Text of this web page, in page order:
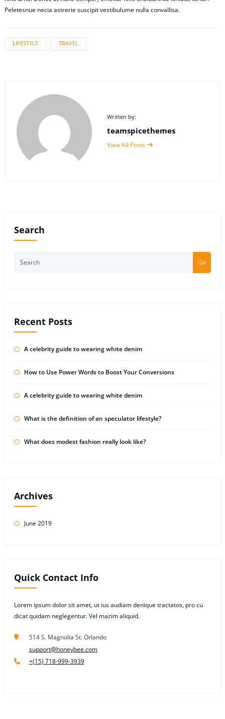
Peletesnue necia astrerie suscipit vestibulume nulla convallisa.
LIFESTYLE TRAVEL
Written by:
teamspicethemes
View All Posts
Search
Go
Recent Posts
A celebrity guide to wearing white denim
How to Use Power Words to Boost Your Conversions
A celebrity guide to wearing white denim
What is the definition of an speculator lifestyle?
What does modest fashion really look like?
Archives
June 2019
Quick Contact Info
Lorem ipsum dolor sit amet, ut ius audiam denique tractatos, pro cu
dicat quidam neglegentur. Vel mazim aliquid.
514 S. Magnolia St. Orlando
support@honeybee.com
+(15) 718-999-3939